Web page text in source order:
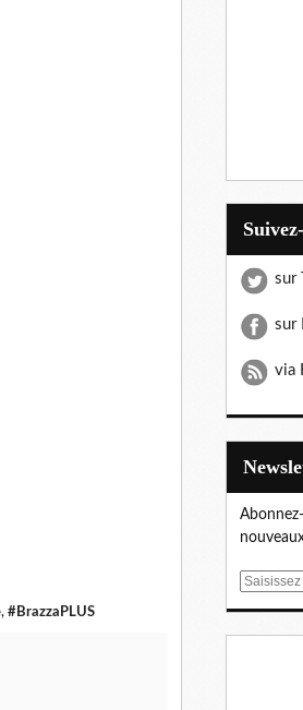
, #BrazzaPLUS
sur
sur
via
E